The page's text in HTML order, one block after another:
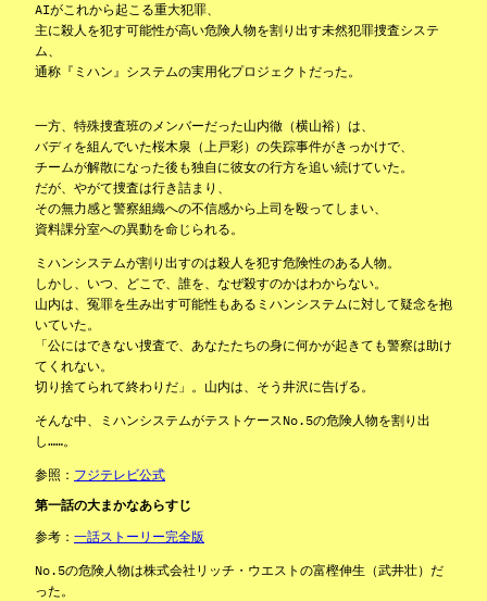
AIがこれから起こる重大犯罪、
主に殺人を犯す可能性が高い危険人物を割り出す未然犯罪捜査システ
ム、
通称『ミハン』システムの実用化プロジェクトだった。
一方、特殊捜査班のメンバーだった山内徹（横山裕）は、
バディを組んでいた桜木泉（上戸彩）の失踪事件がきっかけで、
チームが解散になった後も独自に彼女の行方を追い続けていた。
だが、やがて捜査は行き詰まり、
その無力感と警察組織への不信感から上司を殴ってしまい、
資料課分室への異動を命じられる。
ミハンシステムが割り出すのは殺人を犯す危険性のある人物。
しかし、いつ、どこで、誰を、なぜ殺すのかはわからない。
山内は、冤罪を生み出す可能性もあるミハンシステムに対して疑念を抱
いていた。
「公にはできない捜査で、あなたたちの身に何かが起きても警察は助け
てくれない。
切り捨てられて終わりだ」。山内は、そう井沢に告げる。
そんな中、ミハンシステムがテストケースNo.5の危険人物を割り出
し……。
参照： フジテレビ公式
第一話の大まかなあらすじ
参考： 一話ストーリー完全版
No.5の危険人物は株式会社リッチ・ウエストの富樫伸生（武井壮）だ
った。